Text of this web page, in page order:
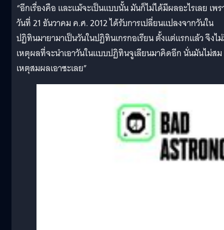
“อีกเรื่องคือ และแม้จะเป็นแบบนั้น มันก็ไม่ได้มีผลอะไรเลย เพร
วันที่ 21 ธันวาคม ค.ศ. 2012 ได้รับการเปลี่ยนแปลงจากวันใน
ปฏิทินมายามาเป็นวันในปฏิทินเกรกอเรียน ตั้งแต่แรกแล้ว จึงไ
เหตุผลที่จะนำเอาวันในแบบปฏิทินจูเลียนมาคิดอีก นั่นมันไม่สม
เหตุสมผลเอาซะเลย”